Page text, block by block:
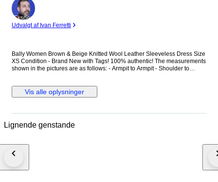
Ekspert
Udvalgt af Ivan Ferretti
Bally Women Brown & Beige Knitted Wool Leather Sleeveless Dress Size
XS Condition - Brand New with Tags! 100% authentic! The measurements
shown in the pictures are as follows: - Armpit to Armpit - Shoulder to
international delivery. Item number: S1CA02400
Vis alle oplysninger
Lignende genstande